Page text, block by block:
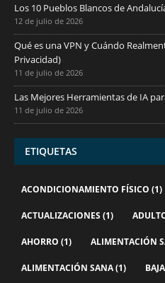
Los 10 Pueblos Blancos de
12 de julio de 2026
Qué es una VPN y Cuándo
Privacidad)
11 de julio de 2026
Las Mejores Herramientas de IA
11 de julio de 2026
ETIQUETAS
ACONDICIONAMIENTO FÍSICO (1)
ACTUALIZACIONES (1)
AHORRO (1) ALIMENTACIÓN
ALIMENTACIÓN SANA(1)